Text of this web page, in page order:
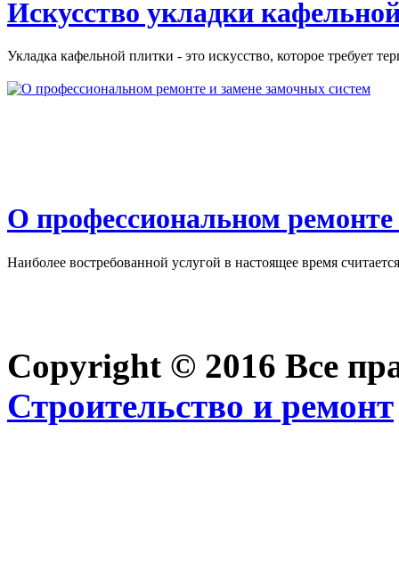
Искусство укладки
Укладка кафельной плитки - это искусство, которое требует
О профессиональном
Наиболее востребованной услугой в настоящее время
Copyright © 2016 Все
Строительство и ремонт